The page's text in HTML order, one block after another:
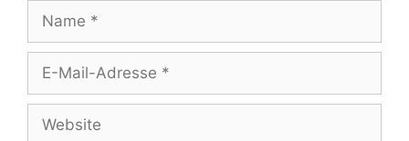
Name
Adresse
Website